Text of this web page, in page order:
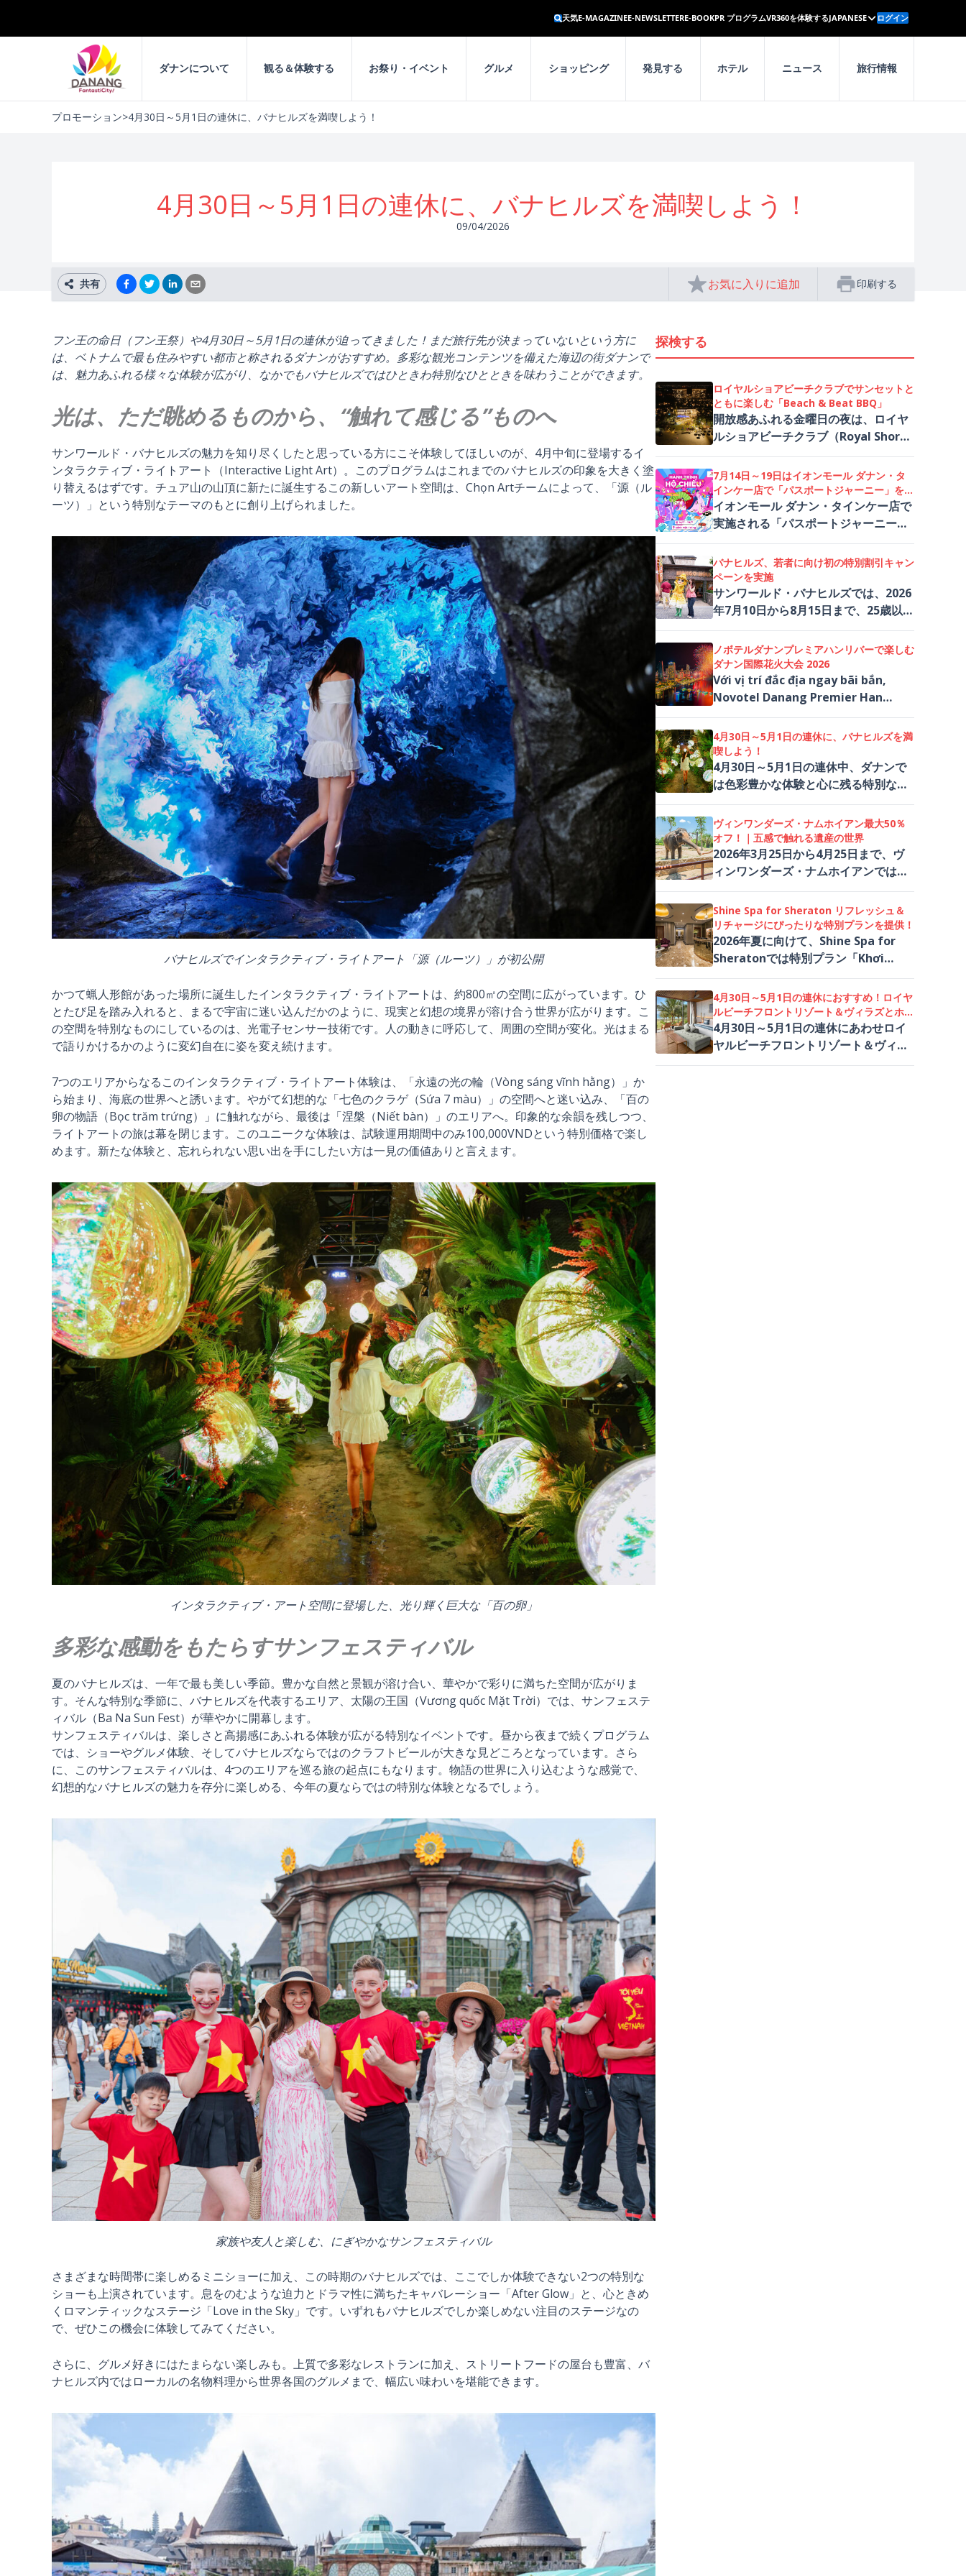
天気E-MAGAZINEE-NEWSLETTERE-BOOKPR プログラムVR360を体験するJAPANESE ログイン
ダナンについて 観る＆体験する お祭り・イベント グルメ ショッピング 発見する ホテル ニュース 旅行情報
プロモーション>4月30日～5月1日の連休に、バナヒルズを満喫しよう！
4月30日～5月1日の連休に、バナヒルズを満喫しよう！
09/04/2026
共有 お気に入りに追加 印刷する
フン王の命日（フン王祭）や4月30日～5月1日の連休が迫ってきました！まだ旅行先が決まっていないという方に
は、ベトナムで最も住みやすい都市と称されるダナンがおすすめ。多彩な観光コンテンツを備えた海辺の街ダナンで
は、魅力あふれる様々な体験が広がり、なかでもバナヒルズではひときわ特別なひとときを味わうことができます。
光は、ただ眺めるものから、“触れて感じる”ものへ
サンワールド・バナヒルズの魅力を知り尽くしたと思っている方にこそ体験してほしいのが、4月中旬に登場するイ
ンタラクティブ・ライトアート（Interactive Light Art）。このプログラムはこれまでのバナヒルズの印象を大きく塗
り替えるはずです。チュア山の山頂に新たに誕生するこの新しいアート空間は、Chọn Artチームによって、「源（ル
ーツ）」という特別なテーマのもとに創り上げられました。
バナヒルズでインタラクティブ・ライトアート「源（ルーツ）」が初公開
かつて蝋人形館があった場所に誕生したインタラクティブ・ライトアートは、約800㎡の空間に広がっています。ひ
とたび足を踏み入れると、まるで宇宙に迷い込んだかのように、現実と幻想の境界が溶け合う世界が広がります。こ
の空間を特別なものにしているのは、光電子センサー技術です。人の動きに呼応して、周囲の空間が変化。光はまる
で語りかけるかのように変幻自在に姿を変え続けます。
7つのエリアからなるこのインタラクティブ・ライトアート体験は、「永遠の光の輪（Vòng sáng vĩnh hằng）」か
ら始まり、海底の世界へと誘います。やがて幻想的な「七色のクラゲ（Sứa 7 màu）」の空間へと迷い込み、「百の
卵の物語（Bọc trăm trứng）」に触れながら、最後は「涅槃（Niết bàn）」のエリアへ。印象的な余韻を残しつつ、
ライトアートの旅は幕を閉じます。このユニークな体験は、試験運用期間中のみ100,000VNDという特別価格で楽し
めます。新たな体験と、忘れられない思い出を手にしたい方は一見の価値ありと言えます。
インタラクティブ・アート空間に登場した、光り輝く巨大な「百の卵」
多彩な感動をもたらすサンフェスティバル
夏のバナヒルズは、一年で最も美しい季節。豊かな自然と景観が溶け合い、華やかで彩りに満ちた空間が広がりま
す。そんな特別な季節に、バナヒルズを代表するエリア、太陽の王国（Vương quốc Mặt Trời）では、サンフェステ
ィバル（Ba Na Sun Fest）が華やかに開幕します。
サンフェスティバルは、楽しさと高揚感にあふれる体験が広がる特別なイベントです。昼から夜まで続くプログラム
では、ショーやグルメ体験、そしてバナヒルズならではのクラフトビールが大きな見どころとなっています。さら
に、このサンフェスティバルは、4つのエリアを巡る旅の起点にもなります。物語の世界に入り込むような感覚で、
幻想的なバナヒルズの魅力を存分に楽しめる、今年の夏ならではの特別な体験となるでしょう。
家族や友人と楽しむ、にぎやかなサンフェスティバル
さまざまな時間帯に楽しめるミニショーに加え、この時期のバナヒルズでは、ここでしか体験できない2つの特別な
ショーも上演されています。息をのむような迫力とドラマ性に満ちたキャバレーショー「After Glow」と、心ときめ
くロマンティックなステージ「Love in the Sky」です。いずれもバナヒルズでしか楽しめない注目のステージなの
で、ぜひこの機会に体験してみてください。
さらに、グルメ好きにはたまらない楽しみも。上質で多彩なレストランに加え、ストリートフードの屋台も豊富、バ
ナヒルズ内ではローカルの名物料理から世界各国のグルメまで、幅広い味わいを堪能できます。
探検する
ロイヤルショアビーチクラブでサンセットと
ともに楽しむ「Beach & Beat BBQ」
開放感あふれる金曜日の夜は、ロイヤ
ルショアビーチクラブ（Royal Shore
Beach Club）の「Beach & Beat
BBQ」で特別なひとときを。上質なシ
ーフードや本格BBQ、ライブパフォー
マンス、そして目の前に広がる美しい
ビーチ、忘れられない一夜を演出しま
す。
7月14日～19日はイオンモール ダナン・タ
インケー店で「パスポートジャーニー」を楽
しもう！
イオンモール ダナン・タインケー店で
実施される「パスポートジャーニー」
イベントは、文化交流を楽しめるだけ
でなく、ショッピングやさまざまな体
験型コンテンツにも参加できる特別な
機会。楽しいチャレンジに参加しなが
ら、人気ブランドの豪華賞品が当たる
チャンスも！どうぞお見逃しなく！
バナヒルズ、若者に向け初の特別割引キャン
ペーンを実施
サンワールド・バナヒルズでは、2026
年7月10日から8月15日まで、25歳以下
の来園者を対象に過去最大級の特別キ
ャンペーンを実施。通常100万ドンの
ロープウェイチケットが、期間中は50
万ドンで利用できるお得なキャンペー
ンです。
ノボテルダナンプレミアハンリバーで楽しむ
ダナン国際花火大会 2026
Với vị trí đắc địa ngay bãi bắn,
Novotel Danang Premier Han
River mang đến cho du khách tầm
nhìn đắt giá, bắt trọn từng
khoảnh khắc tại DIFF 2026
4月30日～5月1日の連休に、バナヒルズを満
喫しよう！
4月30日～5月1日の連休中、ダナンで
は色彩豊かな体験と心に残る特別なひ
とときが皆さんを待っています。多彩
な観光コンテンツを備えた海辺の街ダ
ナンでは、魅力あふれる様々な体験が
広がり、なかでもバナヒルズではひと
きわ特別な瞬間を味わうことができる
でしょう。
ヴィンワンダーズ・ナムホイアン最大50％
オフ！｜五感で触れる遺産の世界
2026年3月25日から4月25日まで、ヴ
ィンワンダーズ・ナムホイアンでは
「中部在住者限定キャンペーン」を実
施し、中部・中部高原地域の11省にお
住まいの方を対象に、最大50％の特別
割引を提供します。大規模なエンター
テイメントと文化が融合した複合施設
で、自然・アトラクション・遺産のコ
ラボレーションによる感動的な体験を
存分に楽しめる特別な機会をどうぞお
見逃しなく！
Shine Spa for Sheraton リフレッシュ＆
リチャージにぴったりな特別プランを提供！
2026年夏に向けて、Shine Spa for
Sheratonでは特別プラン「Khơi
Nguồn Sức Sống」を提供。110分の
トリートメントを、お一人様
2,350,000 VND（税・サービス料込）
でご利用いただけます。経験豊富なセ
ラピストによる施術でリフレッシュ＆
リチャージしたい方におすすめです。
4月30日～5月1日の連休におすすめ！ロイヤ
ルビーチフロントリゾート＆ヴィラズとホテ
ルロイヤルホイアンの家族・グループ向け滞
在プラン
4月30日～5月1日の連休にあわせロイ
ヤルビーチフロントリゾート＆ヴィラ
ズとホテルロイヤルホイアンは特別オ